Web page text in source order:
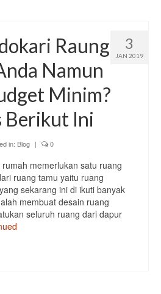
3
JAN 2019
Raung
Namun
Minim?
Berikut Ini
in: Blog | 0
memerlukan satu ruang
ruang tamu yaitu ruang
sekarang ini di ikuti banyak
membuat desain ruang
seluruh ruang dari dapur